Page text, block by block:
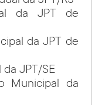
da JPT de
da JPT de
JPT/SE
Municipal da